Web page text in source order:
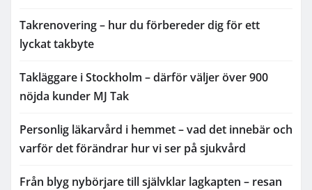
Takrenovering – hur du förbereder dig för ett
lyckat takbyte
Takläggare i Stockholm – därför väljer över 900
nöjda kunder MJ Tak
Personlig läkarvård i hemmet – vad det innebär och
varför det förändrar hur vi ser på sjukvård
Från blyg nybörjare till självklar lagkapten – resan